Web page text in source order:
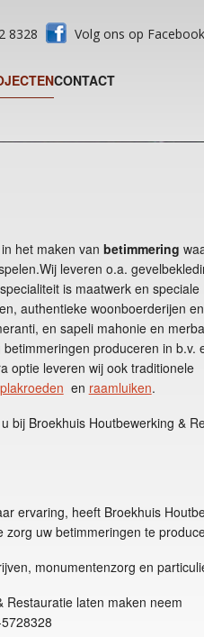
8328 Volg ons op
CONTACT
het maken van betimmering
leveren o.a.
is maatwerk en speciale
authentieke woonboerderijen en
en sapeli mahonie en
produceren in b.v.
optie leveren wij ook traditionele
en raamluiken.
bij Broekhuis Houtbewerking &
ervaring, heeft Broekhuis
uw betimmeringen te
monumentenzorg en
Restauratie laten maken neem